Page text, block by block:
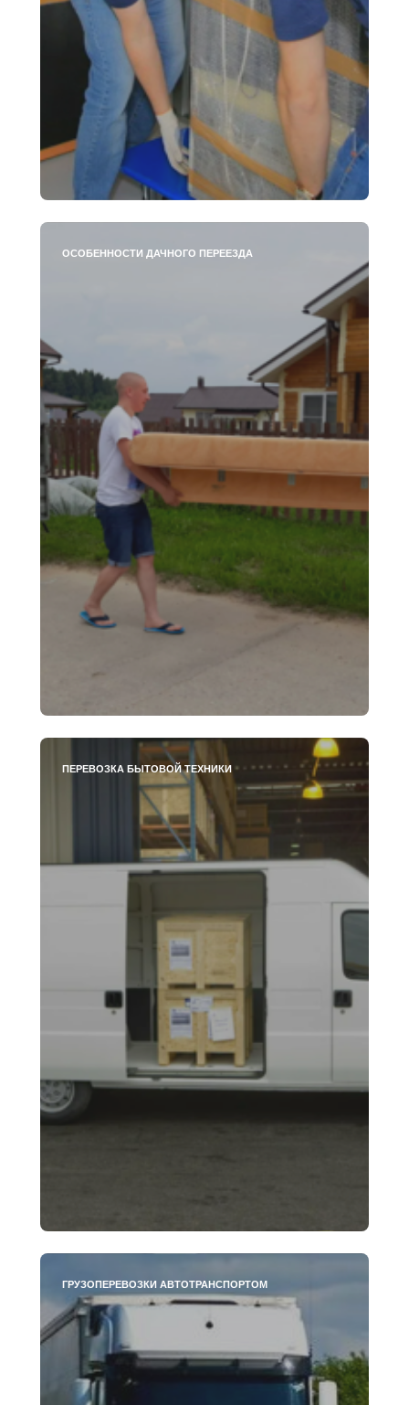
ОСОБЕННОСТИ ДАЧНОГО ПЕРЕЕЗДА
ПЕРЕВОЗКА БЫТОВОЙ ТЕХНИКИ
ГРУЗОПЕРЕВОЗКИ АВТОТРАНСПОРТОМ